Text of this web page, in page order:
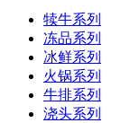
犊牛系列
冻品系列
冰鲜系列
火锅系列
牛排系列
浇头系列